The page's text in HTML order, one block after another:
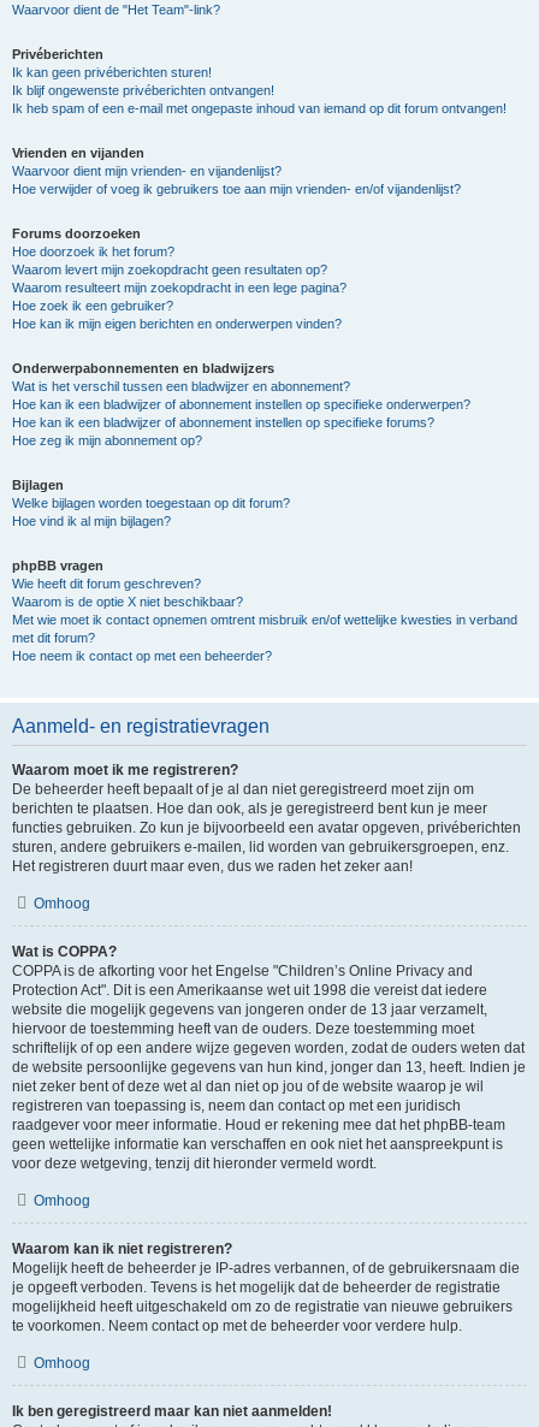
Waarvoor dient de "Het Team"-link?
Privéberichten
Ik kan geen privéberichten sturen!
Ik blijf ongewenste privéberichten ontvangen!
Ik heb spam of een e-mail met ongepaste inhoud van iemand op dit forum ontvangen!
Vrienden en vijanden
Waarvoor dient mijn vrienden- en vijandenlijst?
Hoe verwijder of voeg ik gebruikers toe aan mijn vrienden- en/of vijandenlijst?
Forums doorzoeken
Hoe doorzoek ik het forum?
Waarom levert mijn zoekopdracht geen resultaten op?
Waarom resulteert mijn zoekopdracht in een lege pagina?
Hoe zoek ik een gebruiker?
Hoe kan ik mijn eigen berichten en onderwerpen vinden?
Onderwerpabonnementen en bladwijzers
Wat is het verschil tussen een bladwijzer en abonnement?
Hoe kan ik een bladwijzer of abonnement instellen op specifieke onderwerpen?
Hoe kan ik een bladwijzer of abonnement instellen op specifieke forums?
Hoe zeg ik mijn abonnement op?
Bijlagen
Welke bijlagen worden toegestaan op dit forum?
Hoe vind ik al mijn bijlagen?
phpBB vragen
Wie heeft dit forum geschreven?
Waarom is de optie X niet beschikbaar?
Met wie moet ik contact opnemen omtrent misbruik en/of wettelijke kwesties in verband
met dit forum?
Hoe neem ik contact op met een beheerder?
Aanmeld- en registratievragen
Waarom moet ik me registreren?
De beheerder heeft bepaalt of je al dan niet geregistreerd moet zijn om
berichten te plaatsen. Hoe dan ook, als je geregistreerd bent kun je meer
functies gebruiken. Zo kun je bijvoorbeeld een avatar opgeven, privéberichten
sturen, andere gebruikers e-mailen, lid worden van gebruikersgroepen, enz.
Het registreren duurt maar even, dus we raden het zeker aan!
Omhoog
Wat is COPPA?
COPPA is de afkorting voor het Engelse "Children’s Online Privacy and
Protection Act". Dit is een Amerikaanse wet uit 1998 die vereist dat iedere
website die mogelijk gegevens van jongeren onder de 13 jaar verzamelt,
hiervoor de toestemming heeft van de ouders. Deze toestemming moet
schriftelijk of op een andere wijze gegeven worden, zodat de ouders weten dat
de website persoonlijke gegevens van hun kind, jonger dan 13, heeft. Indien je
niet zeker bent of deze wet al dan niet op jou of de website waarop je wil
registreren van toepassing is, neem dan contact op met een juridisch
raadgever voor meer informatie. Houd er rekening mee dat het phpBB-team
geen wettelijke informatie kan verschaffen en ook niet het aanspreekpunt is
voor deze wetgeving, tenzij dit hieronder vermeld wordt.
Omhoog
Waarom kan ik niet registreren?
Mogelijk heeft de beheerder je IP-adres verbannen, of de gebruikersnaam die
je opgeeft verboden. Tevens is het mogelijk dat de beheerder de registratie
mogelijkheid heeft uitgeschakeld om zo de registratie van nieuwe gebruikers
te voorkomen. Neem contact op met de beheerder voor verdere hulp.
Omhoog
Ik ben geregistreerd maar kan niet aanmelden!